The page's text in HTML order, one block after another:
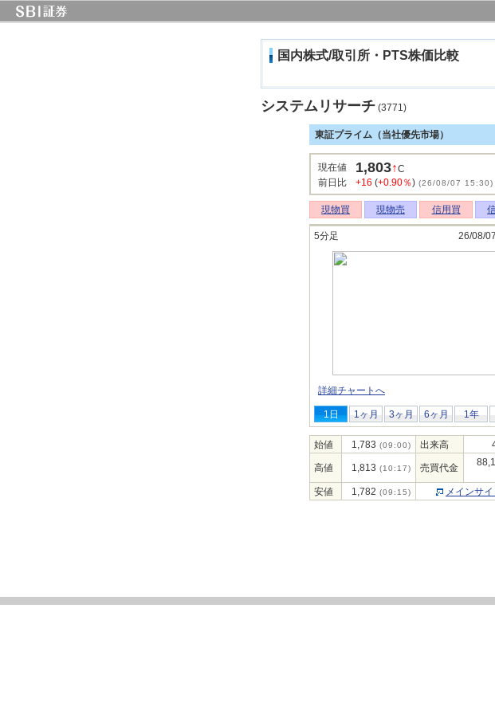
国内株式/取引所・PTS株価比較
システムリサーチ (3771)
東証プライム（当社優先市場）
現在値 1,803↑C
前日比
+16 (+0.90％) (26/08/07 15:30)
現物買 現物売 信用買
5分足 26/08/
詳細チャートへ
1日 1ヶ月 3ヶ月 6ヶ月 1年
始値 1,783 (09:00) 出来高
高値 1,813 (10:17) 売買代金
安値 1,782 (09:15) メインサ